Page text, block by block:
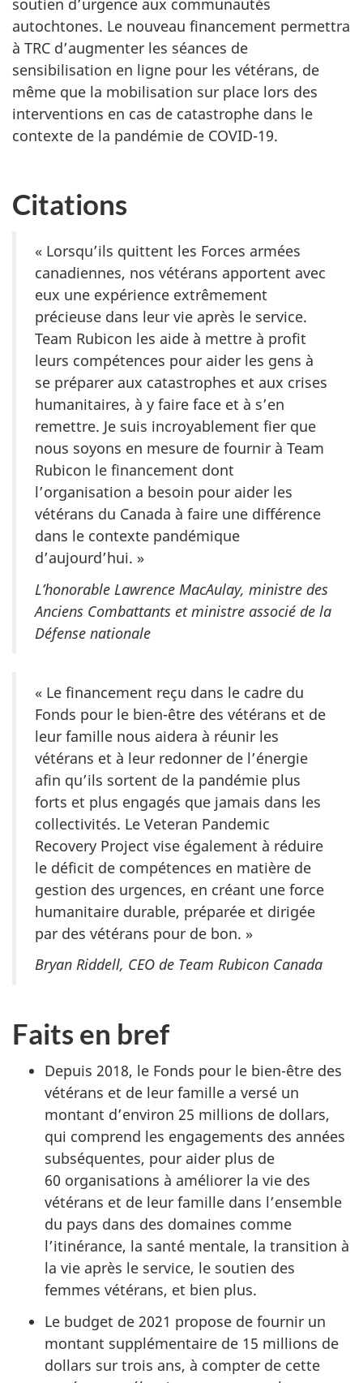
autochtones. Le nouveau financement permettra
à TRC d’augmenter les séances de
sensibilisation en ligne pour les vétérans, de
même que la mobilisation sur place lors des
interventions en cas de catastrophe dans le
contexte de la pandémie de COVID-19.
Citations
« Lorsqu’ils quittent les Forces armées
canadiennes, nos vétérans apportent avec
eux une expérience extrêmement
précieuse dans leur vie après le service.
Team Rubicon les aide à mettre à profit
leurs compétences pour aider les gens à
se préparer aux catastrophes et aux crises
humanitaires, à y faire face et à s’en
remettre. Je suis incroyablement fier que
nous soyons en mesure de fournir à Team
Rubicon le financement dont
l’organisation a besoin pour aider les
vétérans du Canada à faire une différence
dans le contexte pandémique
d’aujourd’hui. »
L’honorable Lawrence MacAulay, ministre des
Anciens Combattants et ministre associé de la
Défense nationale
« Le financement reçu dans le cadre du
Fonds pour le bien-être des vétérans et de
leur famille nous aidera à réunir les
vétérans et à leur redonner de l’énergie
afin qu’ils sortent de la pandémie plus
forts et plus engagés que jamais dans les
collectivités. Le Veteran Pandemic
Recovery Project vise également à réduire
le déficit de compétences en matière de
gestion des urgences, en créant une force
humanitaire durable, préparée et dirigée
par des vétérans pour de bon. »
Bryan Riddell, CEO de Team Rubicon Canada
Faits en bref
Depuis 2018, le Fonds pour le bien-être des
vétérans et de leur famille a versé un
montant d’environ 25 millions de dollars,
qui comprend les engagements des années
subséquentes, pour aider plus de
60 organisations à améliorer la vie des
vétérans et de leur famille dans l’ensemble
du pays dans des domaines comme
l’itinérance, la santé mentale, la transition à
la vie après le service, le soutien des
femmes vétérans, et bien plus.
Le budget de 2021 propose de fournir un
montant supplémentaire de 15 millions de
dollars sur trois ans, à compter de cette